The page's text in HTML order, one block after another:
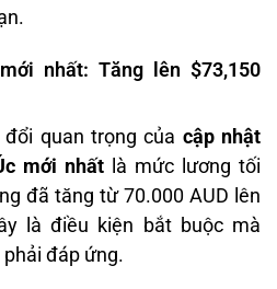
nhất: Tăng lên $73,150
quan trọng của cập nhật
mới nhất là mức lương tối
đã tăng từ 70.000 AUD lên
là điều kiện bắt buộc mà
đáp ứng.